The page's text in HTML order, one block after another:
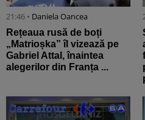
21:46 • Daniela Oancea
Rețeaua rusă de boți
„Matrioșka” îl vizează pe
Gabriel Attal, înaintea
alegerilor din Franța ...